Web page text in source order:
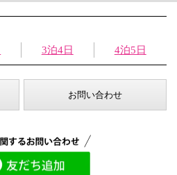
3泊4日 4泊5日
お問い合わせ